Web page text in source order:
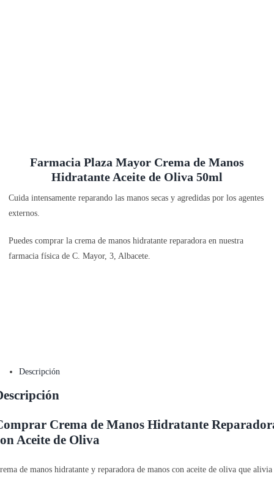
Farmacia Plaza Mayor Crema de Manos
Hidratante Aceite de Oliva 50ml
Cuida intensamente reparando las manos secas y agredidas por los agentes
externos.
Puedes comprar la crema de manos hidratante reparadora en nuestra
farmacia física de C. Mayor, 3, Albacete.
Descripción
Crema de Manos Hidratante
Aceite de Oliva
de manos hidratante y reparadora de manos con aceite de oliva que alivia